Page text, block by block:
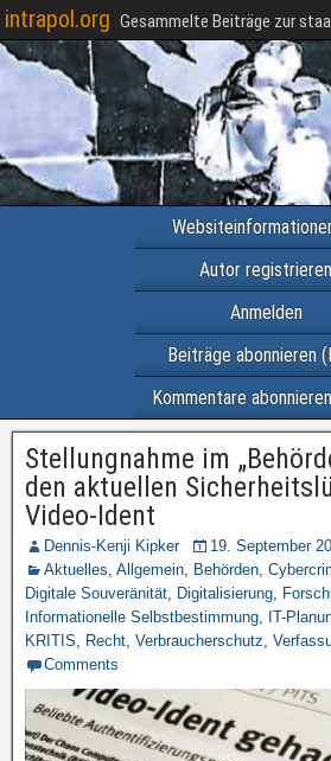
intrapol.org Gesammelte Beiträge zur
Autor registrieren
Anmelden
Beiträge abonnieren
Kommentare
Stellungnahme im
den aktuellen
Video-Ident
Dennis-Kenji Kipker
19. September
Aktuelles, Allgemein, Behörden,
Digitale Souveränität, Digitalisierung,
Informationelle Selbstbestimmung, IT-
KRITIS, Recht, Verbraucherschutz,
Comments